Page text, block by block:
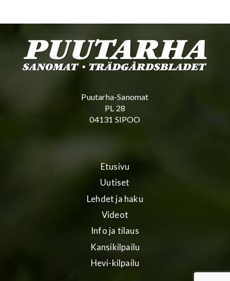
Puutarha-Sanomat
PL 28
04131 SIPOO
Etusivu
Uutiset
Lehdet ja haku
Videot
Info ja tilaus
Kansikilpailu
Hevi-kilpailu